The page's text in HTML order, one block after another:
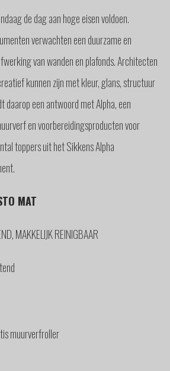
de dag aan hoge eisen voldoen.
verwachten een duurzame en
van wanden en plafonds. Architecten
kunnen zijn met kleur, glans, structuur
daarop een antwoord met Alpha, een
en voorbereidingsproducten voor
toppers uit het Sikkens Alpha
MAT
MAKKELIJK REINIGBAAR
muurverfroller